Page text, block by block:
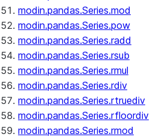
modin.pandas.Series.mod
modin.pandas.Series.pow
modin.pandas.Series.radd
modin.pandas.Series.rsub
modin.pandas.Series.rmul
modin.pandas.Series.rdiv
modin.pandas.Series.rtruediv
modin.pandas.Series.rfloordiv
modin.pandas.Series.rmod